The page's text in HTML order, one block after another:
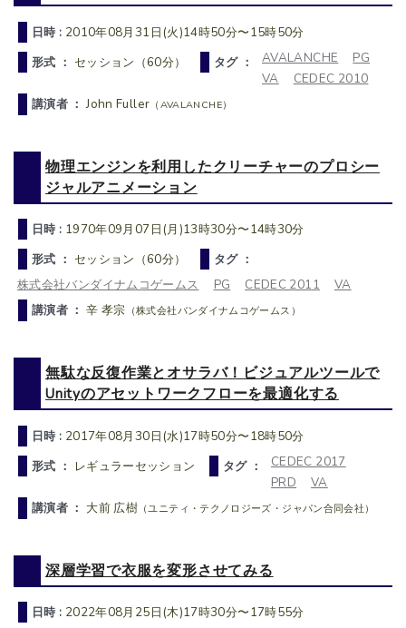
日時 : 2010年08月31日(火)14時50分〜15時50分
形式 ： セッション（60分） タグ ： AVALANCHE
PG
VA
CEDEC 2010
講演者 ：John Fuller （AVALANCHE）
物理エンジンを利用したクリーチャーのプロシー
ジャルアニメーション
日時 : 1970年09月07日(月)13時30分〜14時30分
形式 ： セッション（60分）
タグ ：
株式会社バンダイナムコゲームス
PG CEDEC 2011
VA
講演者 ：辛 孝宗 （株式会社バンダイナムコゲームス）
無駄な反復作業とオサラバ！ビジュアルツールで
Unityのアセットワークフローを最適化する
日時 : 2017年08月30日(水)17時50分〜18時50分
形式 ： レギュラーセッション タグ ：
CEDEC 2017
PRD
VA
講演者 ： 大前 広樹 （ユニティ・テクノロジーズ・ジャパン合同会社）
深層学習で衣服を変形させてみる
日時 : 2022年08月25日(木)17時30分〜17時55分